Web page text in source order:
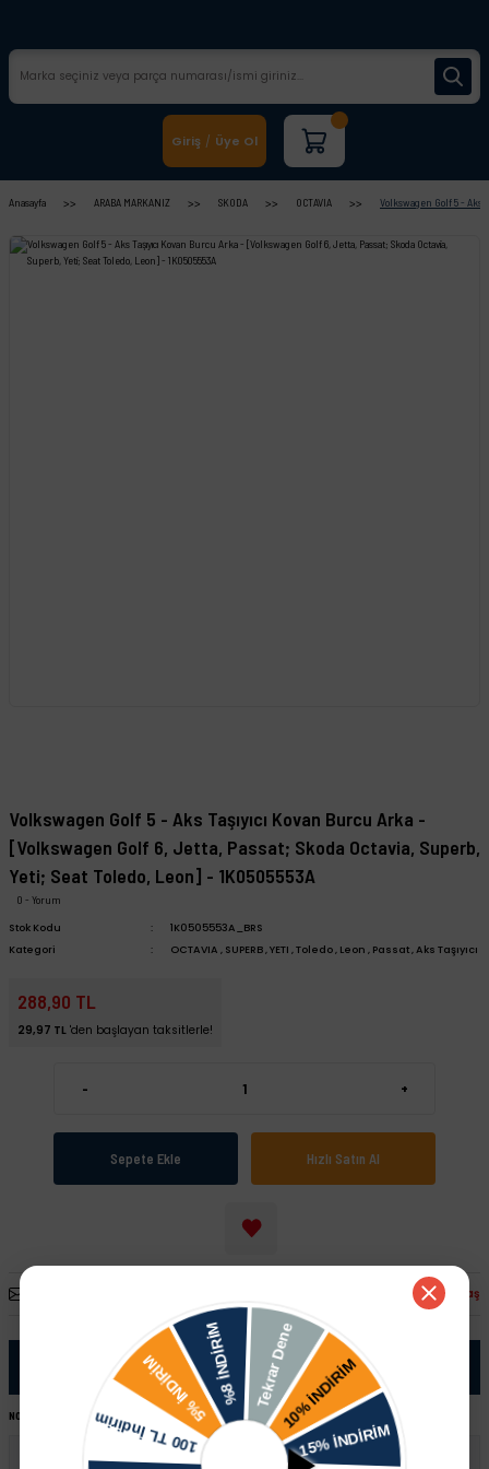
Giriş / Üye Ol
Anasayfa ARABA MARKANIZ SKODA OCTAVIA Volkswagen Golf 5 - Aks
Volkswagen Golf 5 - Aks Taşıyıcı Kovan Burcu Arka -
[Volkswagen Golf 6, Jetta, Passat; Skoda Octavia, Superb,
Yeti; Seat Toledo, Leon] - 1K0505553A
0 - Yorum
Stok Kodu
1K0505553A_BRS
Kategori
OCTAVIA , SUPERB,YETI ,Toledo, Leon , Passat,Aks Taşıyıcı
288,90 TL
29,97 TL 'den başlayan taksitlerle!
- +
Sepete Ekle Hızlı Satın Al
Paylaş
NOT: Ürünü satın almadan önce şase numaranız ile sipariş hattımızdan kontrol ettirmeniz tavsiye edilir.
Volkswagen